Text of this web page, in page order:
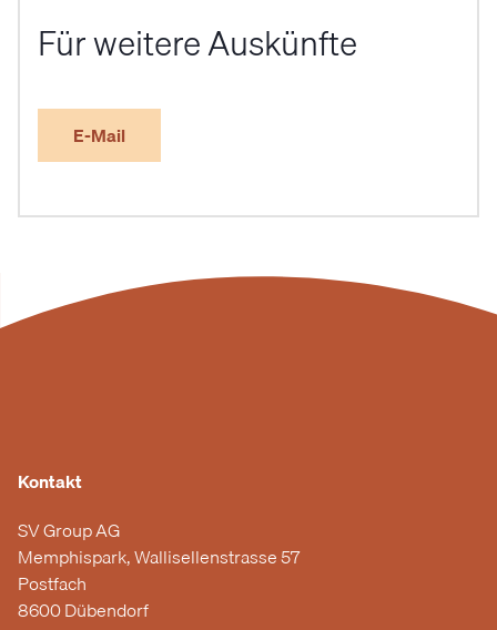
Für weitere Auskünfte
E-Mail
Kontakt
SV Group AG
Memphispark, Wallisellenstrasse 57
Postfach
8600 Dübendorf